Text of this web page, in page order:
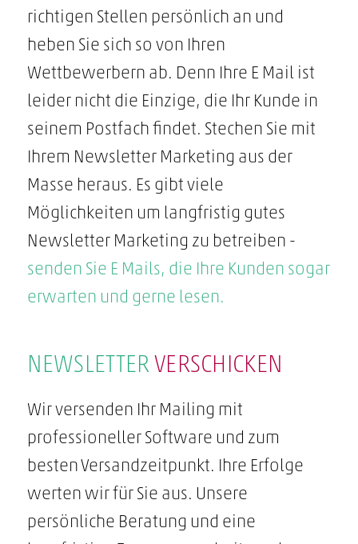
richtigen Stellen persönlich an und
heben Sie sich so von Ihren
Wettbewerbern ab. Denn Ihre E Mail ist
leider nicht die Einzige, die Ihr Kunde in
seinem Postfach findet. Stechen Sie mit
Ihrem Newsletter Marketing aus der
Masse heraus. Es gibt viele
Möglichkeiten um langfristig gutes
Newsletter Marketing zu betreiben -
senden Sie E Mails, die Ihre Kunden sogar
erwarten und gerne lesen.
NEWSLETTER VERSCHICKEN
Wir versenden Ihr Mailing mit
professioneller Software und zum
besten Versandzeitpunkt. Ihre Erfolge
werten wir für Sie aus. Unsere
persönliche Beratung und eine